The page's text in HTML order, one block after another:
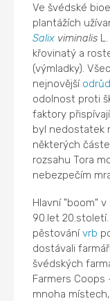
Ve švédské
plantážích
Salix viminalis
křovinatý a
(výmladky).
nejnovější
odolnost proti
faktory
byl nedostatek
některých
rozsahu Tora
nebezpečím
Hlavní "boom"
90.let 20.století.
pěstovánívrb
dostávali
švédských
Farmers
mnoha